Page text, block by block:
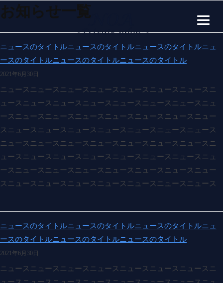
コ
ン
テ
ン
ツ
へ
ス
プ
price
2024
年
3
17
日
お知らせ一覧
ニュースのタイトルニュースのタイトルニュースのタイトルニュ
ースのタイトルニュースのタイトルニュースのタイトル
2021年6月30日
ニュースニュースニュースニュースニュースニュースニュースニ
ュースニュースニュースニュースニュースニュースニュースニュ
ースニュースニュースニュースニュースニュースニュースニュー
スニュースニュースニュースニュースニュースニュースニュース
ニュースニュースニュースニュースニュースニュースニュースニ
ュースニュースニュースニュースニュースニュースニュースニュ
ースニュースニュースニュースニュースニュースニュースニュー
スニュースニュースニュースニュースニュースニュースニュース
ニュースのタイトルニュースのタイトルニュースのタイトルニュ
ースのタイトルニュースのタイトルニュースのタイトル
2021年6月30日
ニュースニュースニュースニュースニュースニュースニュースニ